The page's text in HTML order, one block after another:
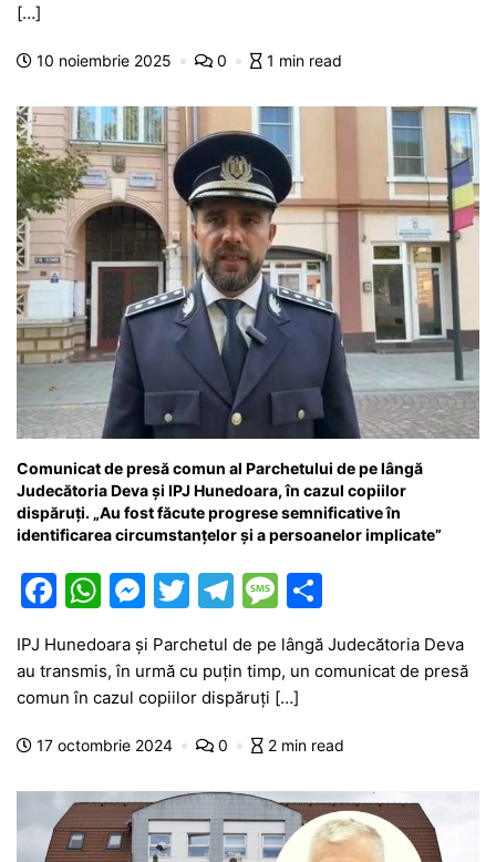
b
o
k
A
p
e
g
er
a
m
a
e
a
ă
[…]
10 noiembrie 2025 0 1 min read
Comunicat de presă comun al Parchetului de pe lângă
Judecătoria Deva și IPJ Hunedoara, în cazul copiilor
dispăruți. „Au fost făcute progrese semnificative în
identificarea circumstanțelor și a persoanelor implicate”
F
c
e
b
o
k
W
at
s
A
p
M
e
s
s
e
g
er
T
itt
er
T
e
gr
a
m
M
e
s
s
a
e
ta
a
ă
IPJ Hunedoara și Parchetul de pe lângă Judecătoria Deva
au transmis, în urmă cu puțin timp, un comunicat de presă
comun în cazul copiilor dispăruți […]
17 octombrie 2024 0 2 min read